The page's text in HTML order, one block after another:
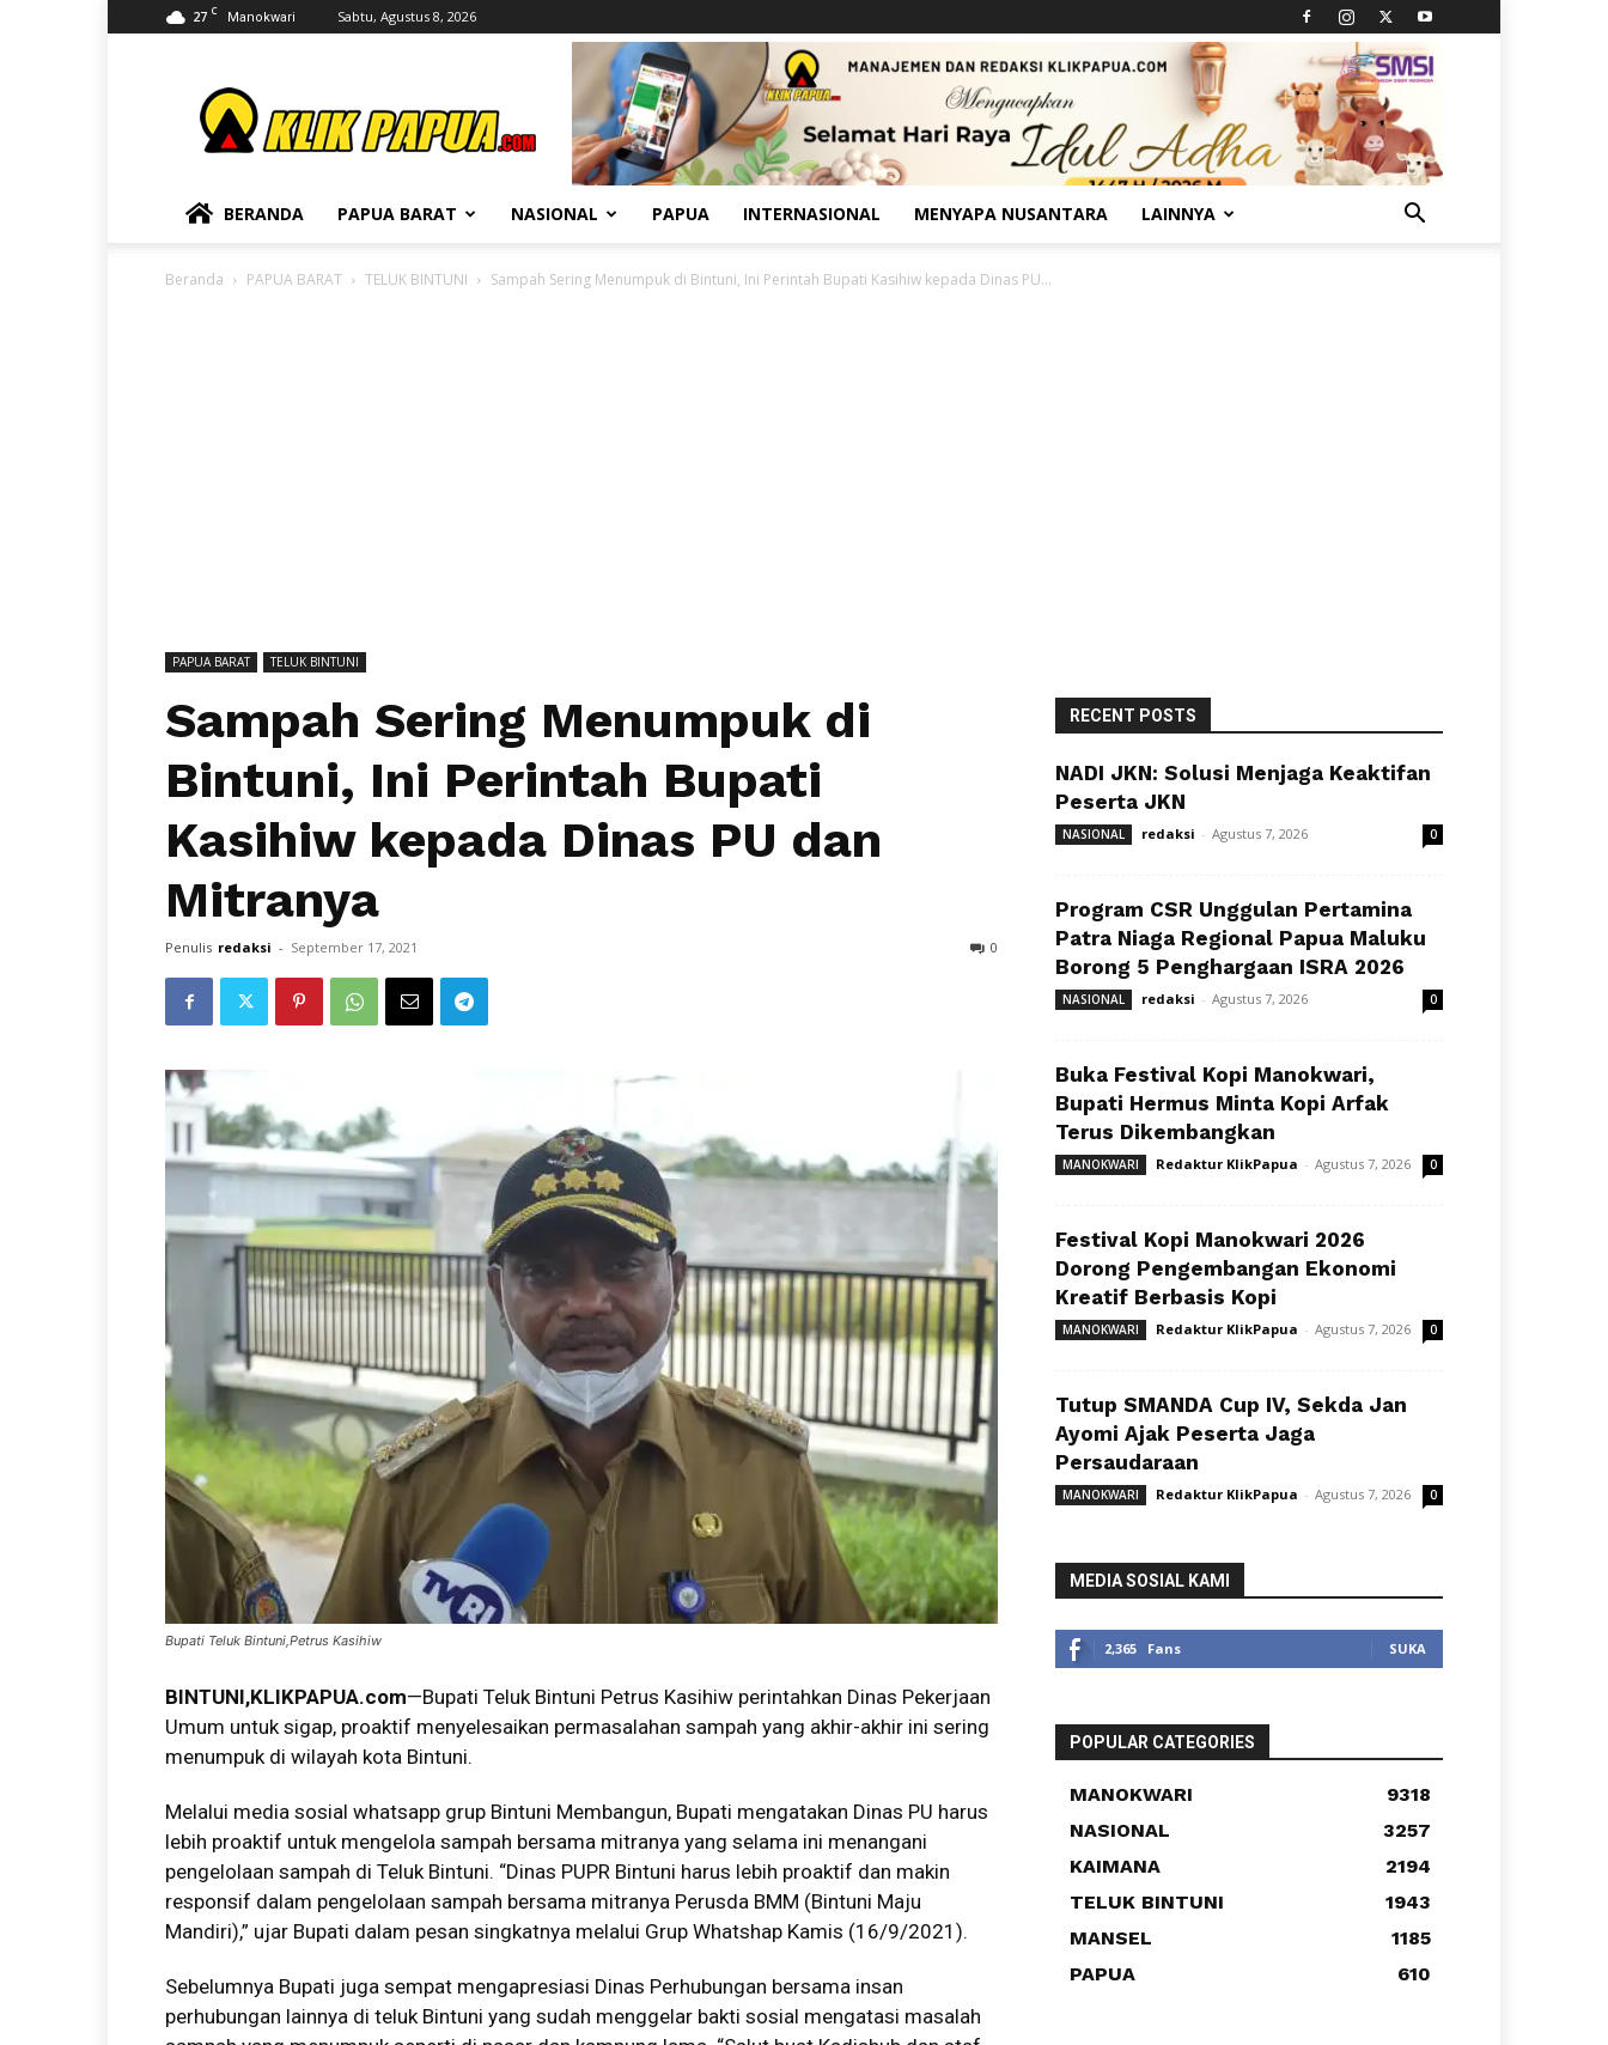
27 C Manokwari Sabtu, Agustus 8, 2026
BERANDA PAPUA BARAT NASIONAL PAPUA INTERNASIONAL MENYAPA NUSANTARA LAINNYA
Beranda PAPUA BARAT TELUK BINTUNI Sampah Sering Menumpuk di Bintuni, Ini Perintah Bupati Kasihiw kepada Dinas PU...
PAPUA BARAT TELUK BINTUNI
Sampah Sering Menumpuk di
Bintuni, Ini Perintah Bupati
Kasihiw kepada Dinas PU dan
Mitranya
Penulis redaksi - September 17, 2021 0
Bupati Teluk Bintuni,Petrus Kasihiw
BINTUNI,KLIKPAPUA.com—Bupati Teluk Bintuni Petrus Kasihiw perintahkan Dinas Pekerjaan
Umum untuk sigap, proaktif menyelesaikan permasalahan sampah yang akhir-akhir ini sering
menumpuk di wilayah kota Bintuni.
Melalui media sosial whatsapp grup Bintuni Membangun, Bupati mengatakan Dinas PU harus
lebih proaktif untuk mengelola sampah bersama mitranya yang selama ini menangani
pengelolaan sampah di Teluk Bintuni. “Dinas PUPR Bintuni harus lebih proaktif dan makin
responsif dalam pengelolaan sampah bersama mitranya Perusda BMM (Bintuni Maju
Mandiri),” ujar Bupati dalam pesan singkatnya melalui Grup Whatshap Kamis (16/9/2021).
Sebelumnya Bupati juga sempat mengapresiasi Dinas Perhubungan bersama insan
perhubungan lainnya di teluk Bintuni yang sudah menggelar bakti sosial mengatasi masalah
RECENT POSTS
NADI JKN: Solusi Menjaga Keaktifan
Peserta JKN
NASIONAL redaksi - Agustus 7, 2026 0
Program CSR Unggulan Pertamina
Patra Niaga Regional Papua Maluku
Borong 5 Penghargaan ISRA 2026
NASIONAL redaksi - Agustus 7, 2026 0
Buka Festival Kopi Manokwari,
Bupati Hermus Minta Kopi Arfak
Terus Dikembangkan
MANOKWARI Redaktur KlikPapua - Agustus 7, 2026 0
Festival Kopi Manokwari 2026
Dorong Pengembangan Ekonomi
Kreatif Berbasis Kopi
MANOKWARI Redaktur KlikPapua - Agustus 7, 2026 0
Tutup SMANDA Cup IV, Sekda Jan
Ayomi Ajak Peserta Jaga
Persaudaraan
MANOKWARI Redaktur KlikPapua - Agustus 7, 2026 0
MEDIA SOSIAL KAMI
2,365 Fans SUKA
POPULAR CATEGORIES
MANOKWARI
9318
NASIONAL
3257
KAIMANA
2194
TELUK BINTUNI
1943
MANSEL
1185
PAPUA
610